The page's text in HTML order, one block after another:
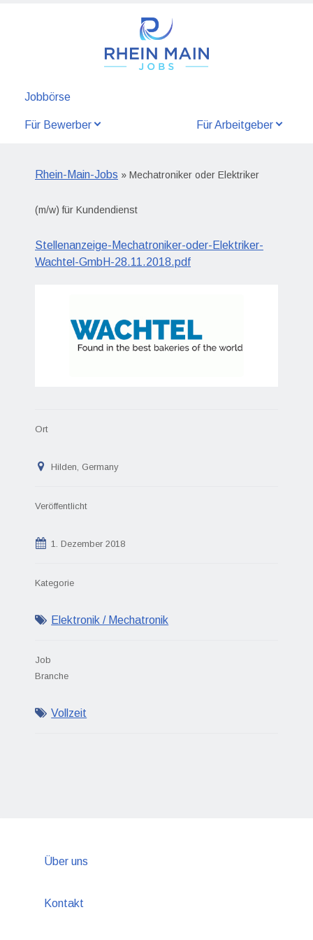
Jobbörse
Für Bewerber Für Arbeitgeber
Rhein-Main-Jobs » Mechatroniker oder Elektriker
(m/w) für Kundendienst
Stellenanzeige-Mechatroniker-oder-Elektriker-
Wachtel-GmbH-28.11.2018.pdf
Ort
Hilden, Germany
Veröffentlicht
1. Dezember 2018
Kategorie
Elektronik / Mechatronik
Job
Branche
Vollzeit
Über uns
Kontakt